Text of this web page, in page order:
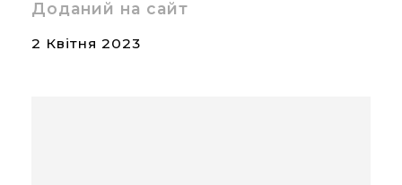
Доданий на сайт
2 Квітня 2023